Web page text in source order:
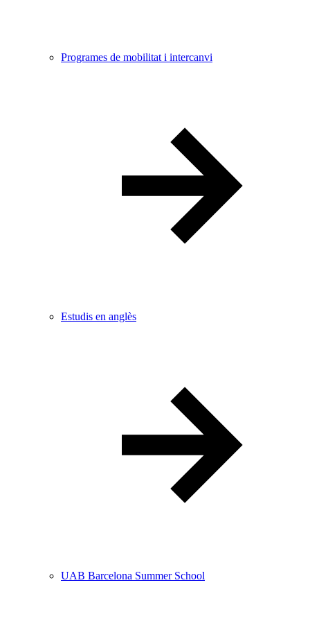
Programes de mobilitat i intercanvi
Estudis en anglès
UAB Barcelona Summer School